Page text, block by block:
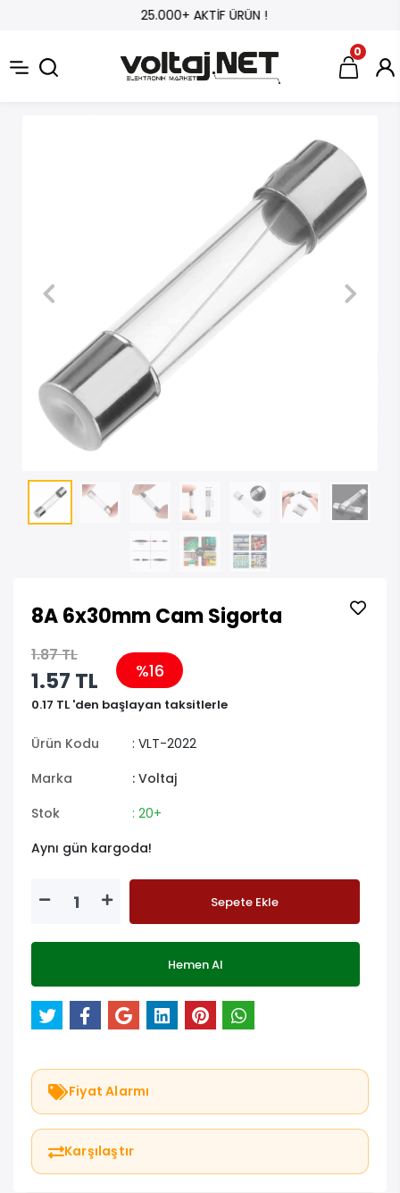
25.000+ AKTİF ÜRÜN !
0
8A 6x30mm Cam Sigorta
1.87 TL
1.57 TL %16
0.17 TL 'den başlayan taksitlerle
Ürün Kodu
: VLT-2022
Marka
: Voltaj
Stok
: 20+
Aynı gün kargoda!
Sepete Ekle
Hemen Al
Fiyat Alarmı
Karşılaştır